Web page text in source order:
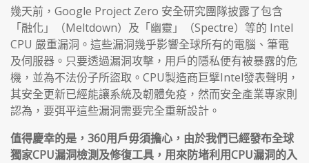
幾天前，Google Project Zero 安全研究團隊披露了包含
「融化」（Meltdown）及「幽靈」（Spectre）等的 Intel
CPU 嚴重漏洞。這些漏洞幾乎影響全球所有的電腦、筆電
及伺服器。只要透過漏洞攻擊，用戶的隱私便有被暴露的危
機，並為不法份子所盜取。CPU製造商巨擘Intel發表聲明，
其安全更新已經能讓系統及韌體免疫，然而安全產業專家則
認為，要弭平這些漏洞需要完全重新設計。
值得慶幸的是，360用戶毋須擔心，由於我們已經發布全球
獨家CPU漏洞檢測及修復工具，用來防堵利用CPU漏洞的入